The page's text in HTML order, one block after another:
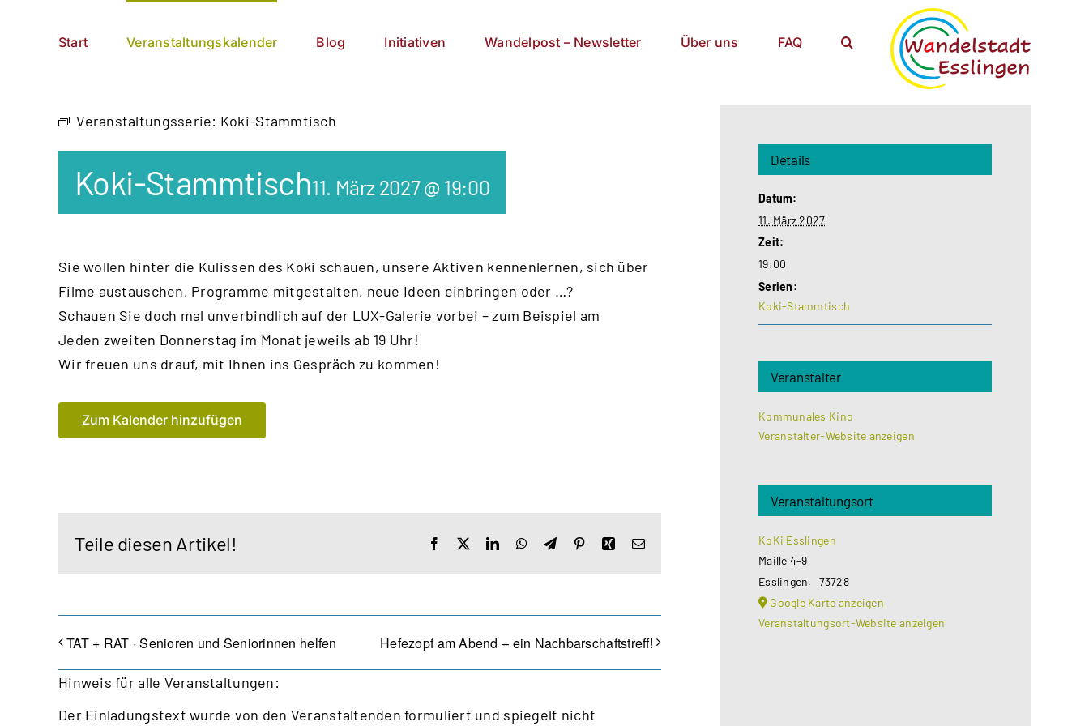
Start Veranstaltungskalender Blog Initiativen Wandelpost – Newsletter Über uns FAQ
Veranstaltungsserie: Koki-Stammtisch
Koki-Stammtisch11. März 2027 @ 19:00
Sie wollen hinter die Kulissen des Koki schauen, unsere Aktiven kennenlernen, sich über
Filme austauschen, Programme mitgestalten, neue Ideen einbringen oder …?
Schauen Sie doch mal unverbindlich auf der LUX-Galerie vorbei – zum Beispiel am
Jeden zweiten Donnerstag im Monat jeweils ab 19 Uhr!
Wir freuen uns drauf, mit Ihnen ins Gespräch zu kommen!
Zum Kalender hinzufügen
Teile diesen Artikel! Facebook LinkedInWhatsApp
TelegramPinterestXingE-
TAT + RAT · Senioren und Seniorinnen helfen Hefezopf am Abend – ein Nachbarschaftstreff!
Hinweis für alle Veranstaltungen:
Der Einladungstext wurde von den Veranstaltenden formuliert und spiegelt nicht
Details
Datum:
11. März 2027
Zeit:
19:00
Serien:
Koki-Stammtisch
Veranstalter
Kommunales Kino
Veranstalter-Website anzeigen
Veranstaltungsort
KoKi Esslingen
Maille 4-9
Esslingen,
73728
Google Karte anzeigen
Veranstaltungsort-Website anzeigen